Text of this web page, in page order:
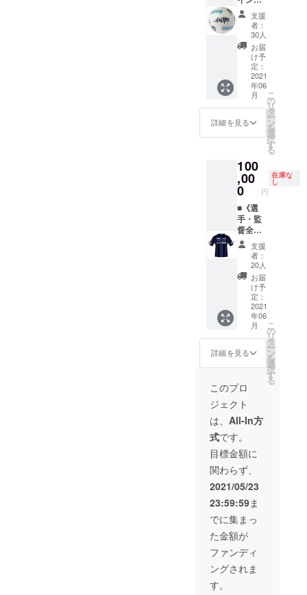
ご支援
金額に
は送料
を含み
ます。
ビュー
ボード
での記
念撮影
→選手
ロッ
カー見
学→
ピッチ
での記
→練習
見学
チケッ
ト
（バッ
クスタ
ンド側
BS席予
定）と
選手サ
イン色
紙＋特
別応援
グッズ
付き！
①・・
【選手
イン入
り】オ
ルデザ
インポ
スト
カード
《クラ
ウド
ファン
ディン
グ限
定》
※2 特典
②・・
スポン
サー
ボード
に名前
を掲載
（ご支
手の指
定は不
可 ※2：
ベスト
電器ス
タジア
ム内/場
所/掲載
期間は
未定
スポン
サー
するお
名前を
「備考
欄」に
ご記載
くださ
い。
特段の
記載が
ない場
合はご
本名を
掲出さ
せてい
ただき
【グラ
スサイ
径
7.5cm×
高さ
8.1cm
245ml ※
ご支援
金額に
は送料
を含み
ます。
ルデザ
インポ
スト
カード
《クラ
ウド
ファン
ディン
グ限
定》
※1 特典
ボード
に名前
を掲載
（ご支
援金額
によっ
てサイ
ズ変
更）
『選手
サイ
ン』
は、選
手の指
定は不
可 ※2：
ベスト
ム内/場
期間は
未定
スポン
サー
ボード
に掲出
するお
「備考
欄」に
ご記載
くださ
い。
特段の
り】ア
ビスパ
オリジ
ナル4号
球
※1※2 特
①・・
【選手
直筆サ
イン入
り】オ
リジナ
インポ
スト
カード
《クラ
ウド
ファン
ディン
グ限
定》
※3 特典
②・・
スポン
サー
ボード
に名前
を掲載
（ご支
援金額
によっ
てサイ
ズ変
更）
※4 ※1：
指定選
手名を
「備考
欄」に
ご記載
くださ
い。
※2：サ
インは
選手1名
のみ
※3：
『選手
サイ
ン』
支援
者：
30人
お届
け予
定：
2021
年06
月
詳細を見る
こ
の
リ
タ
ー
ン
を
選
択
す
る
100
,00
0 円
在庫な
し
■《選
手・監
督全員
のサイ
ン入
り!!》
2021
シーズ
ンオー
セン
ティッ
クユニ
フォー
ム：Oサ
イズ
（FP1st
）
※1 ※2
特典
①・・
【選手
直筆サ
イン入
り】オ
リジナ
ルデザ
インポ
スト
カード
《クラ
ウド
ファン
ディン
グ限
支援
者：
20人
お届
け予
定：
2021
年06
月
詳細を見る
こ
の
リ
タ
ー
ン
を
選
択
す
る
このプロ
ジェクト
は、 All-In方
式です。
目標金額に
関わらず、
2021/05/23
23:59:59ま
でに集まっ
た金額が
ファンディ
ングされま
す。